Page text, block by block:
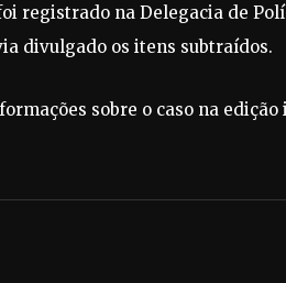
registrado na Delegacia de
divulgado os itens subtraídos.
sobre o caso na